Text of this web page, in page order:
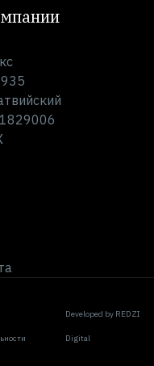
Developed by REDZI
Digital